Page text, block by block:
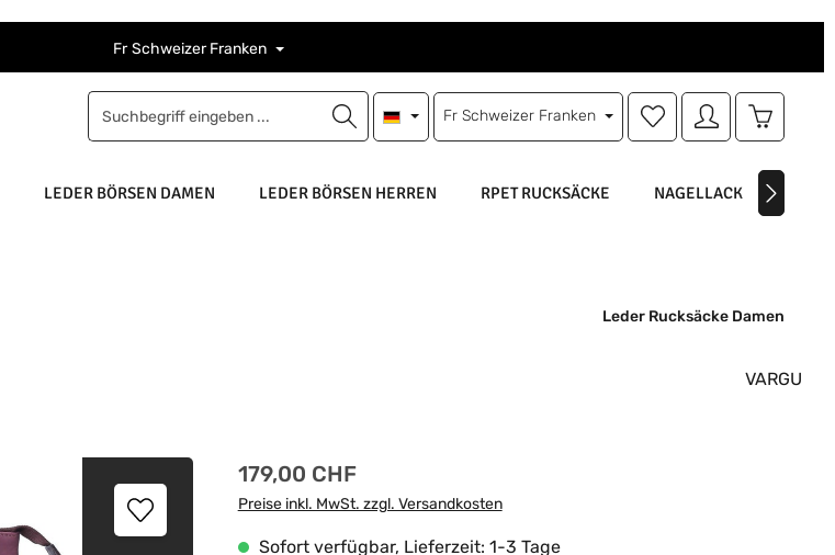
Fr Schweizer Franken
Fr Schweizer Franken
Du hast 0 Produkte auf
LEDER BÖRSEN DAMEN LEDER BÖRSEN HERREN RPET RUCKSÄCKE NAGELLACK
Leder Rucksäcke Damen
VARGU
Regulärer Preis:
179,00 CHF
Preise inkl. MwSt. zzgl. Versandkosten
Sofort verfügbar, Lieferzeit: 1-3 Tage